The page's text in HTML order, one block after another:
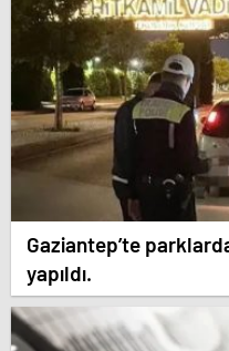
Gaziantep’te
yapıldı.